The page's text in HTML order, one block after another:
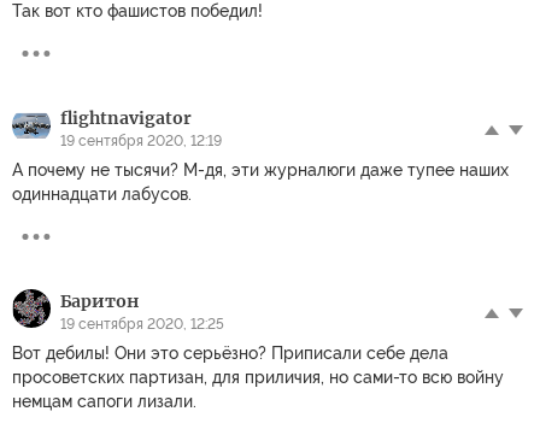
Так вот кто фашистов победил!
flightnavigator
19 сентября 2020, 12:19
А почему не тысячи? М-дя, эти журналюги даже тупее наших
одиннадцати лабусов.
Баритон
19 сентября 2020, 12:25
Вот дебилы! Они это серьёзно? Приписали себе дела
просоветских партизан, для приличия, но сами-то всю войну
немцам сапоги лизали.